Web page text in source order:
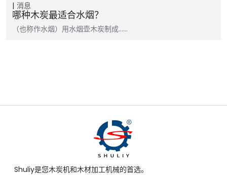
消息
哪种木炭最适合水烟？
（也称作水烟）用水烟壶木炭制成……
Shuliy是您木炭机和木材加工机械的首选。